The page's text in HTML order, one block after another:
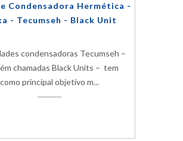
Condensadora Hermética -
- Tecumseh - Black Unit
condensadoras Tecumseh –
chamadas Black Units – tem
como principal objetivo m...